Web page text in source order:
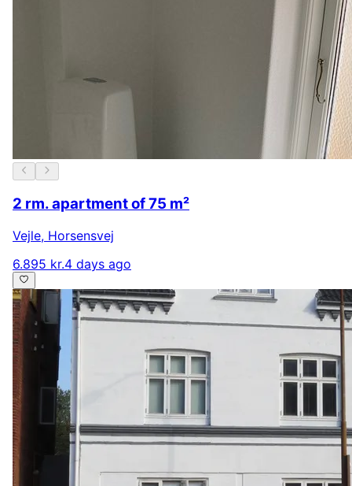
2 rm. apartment of 75 m²
Vejle, Horsensvej
6.895 kr.4 days ago